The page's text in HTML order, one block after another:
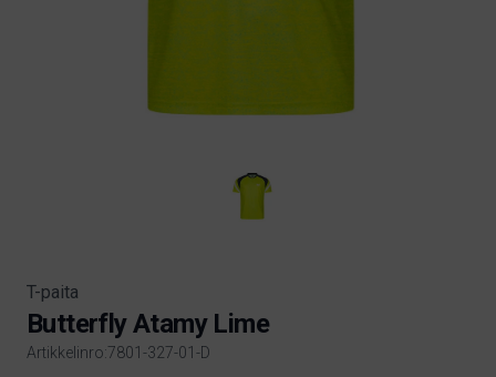
T-paita
Butterfly Atamy Lime
Artikkelinro:7801-327-01-D